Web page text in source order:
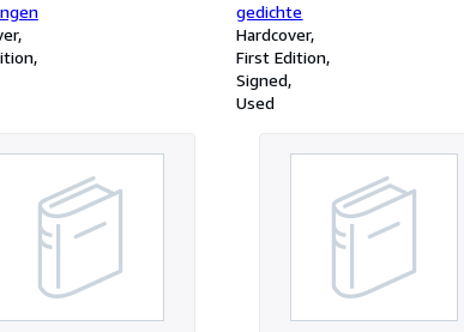
gedichte
Hardcover
First Edition
Signed
Used